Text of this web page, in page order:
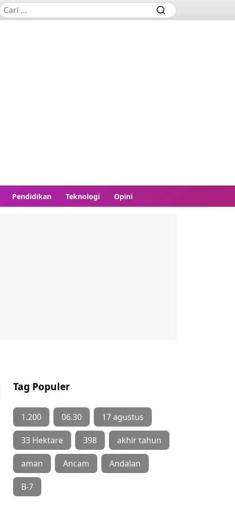
Pendidikan Teknologi Opini
Tag Populer
1.200 06.30 17 agustus
33 Hektare 398 akhir tahun
aman Ancam Andalan
B-7